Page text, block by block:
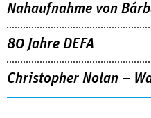
Nahaufnahme von
80 Jahre DEFA
Christopher Nolan –